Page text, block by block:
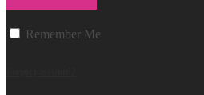
Remember Me